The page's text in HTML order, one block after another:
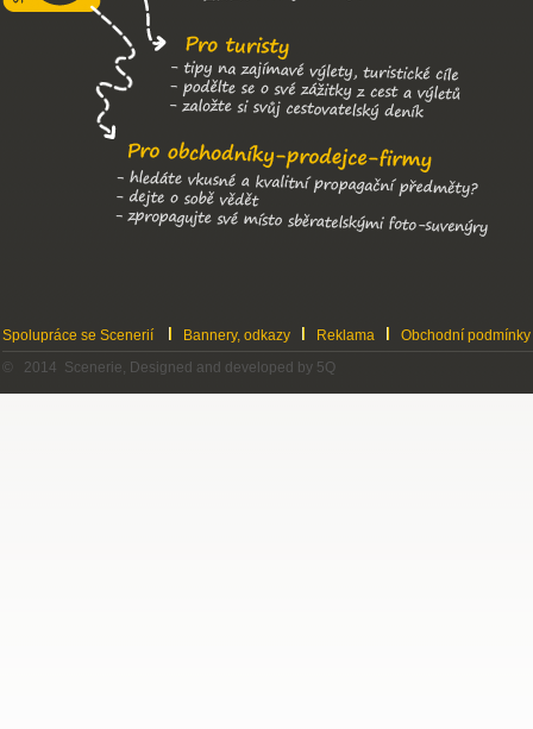
Spolupráce se Scenerií Bannery, odkazy Reklama
Obchodní podmínky
© 2014 Scenerie, Designed and developed by 5Q